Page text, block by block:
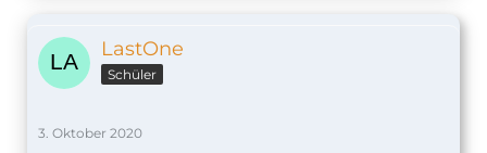
LastOne
Schüler
3. Oktober 2020